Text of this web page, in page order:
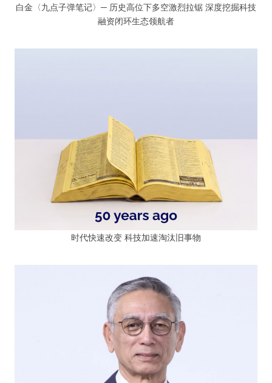
白金〈九点子弹笔记〉─ 历史高位下多空激烈拉锯 深度挖掘科技
融资闭环生态领航者
时代快速改变 科技加速淘汰旧事物